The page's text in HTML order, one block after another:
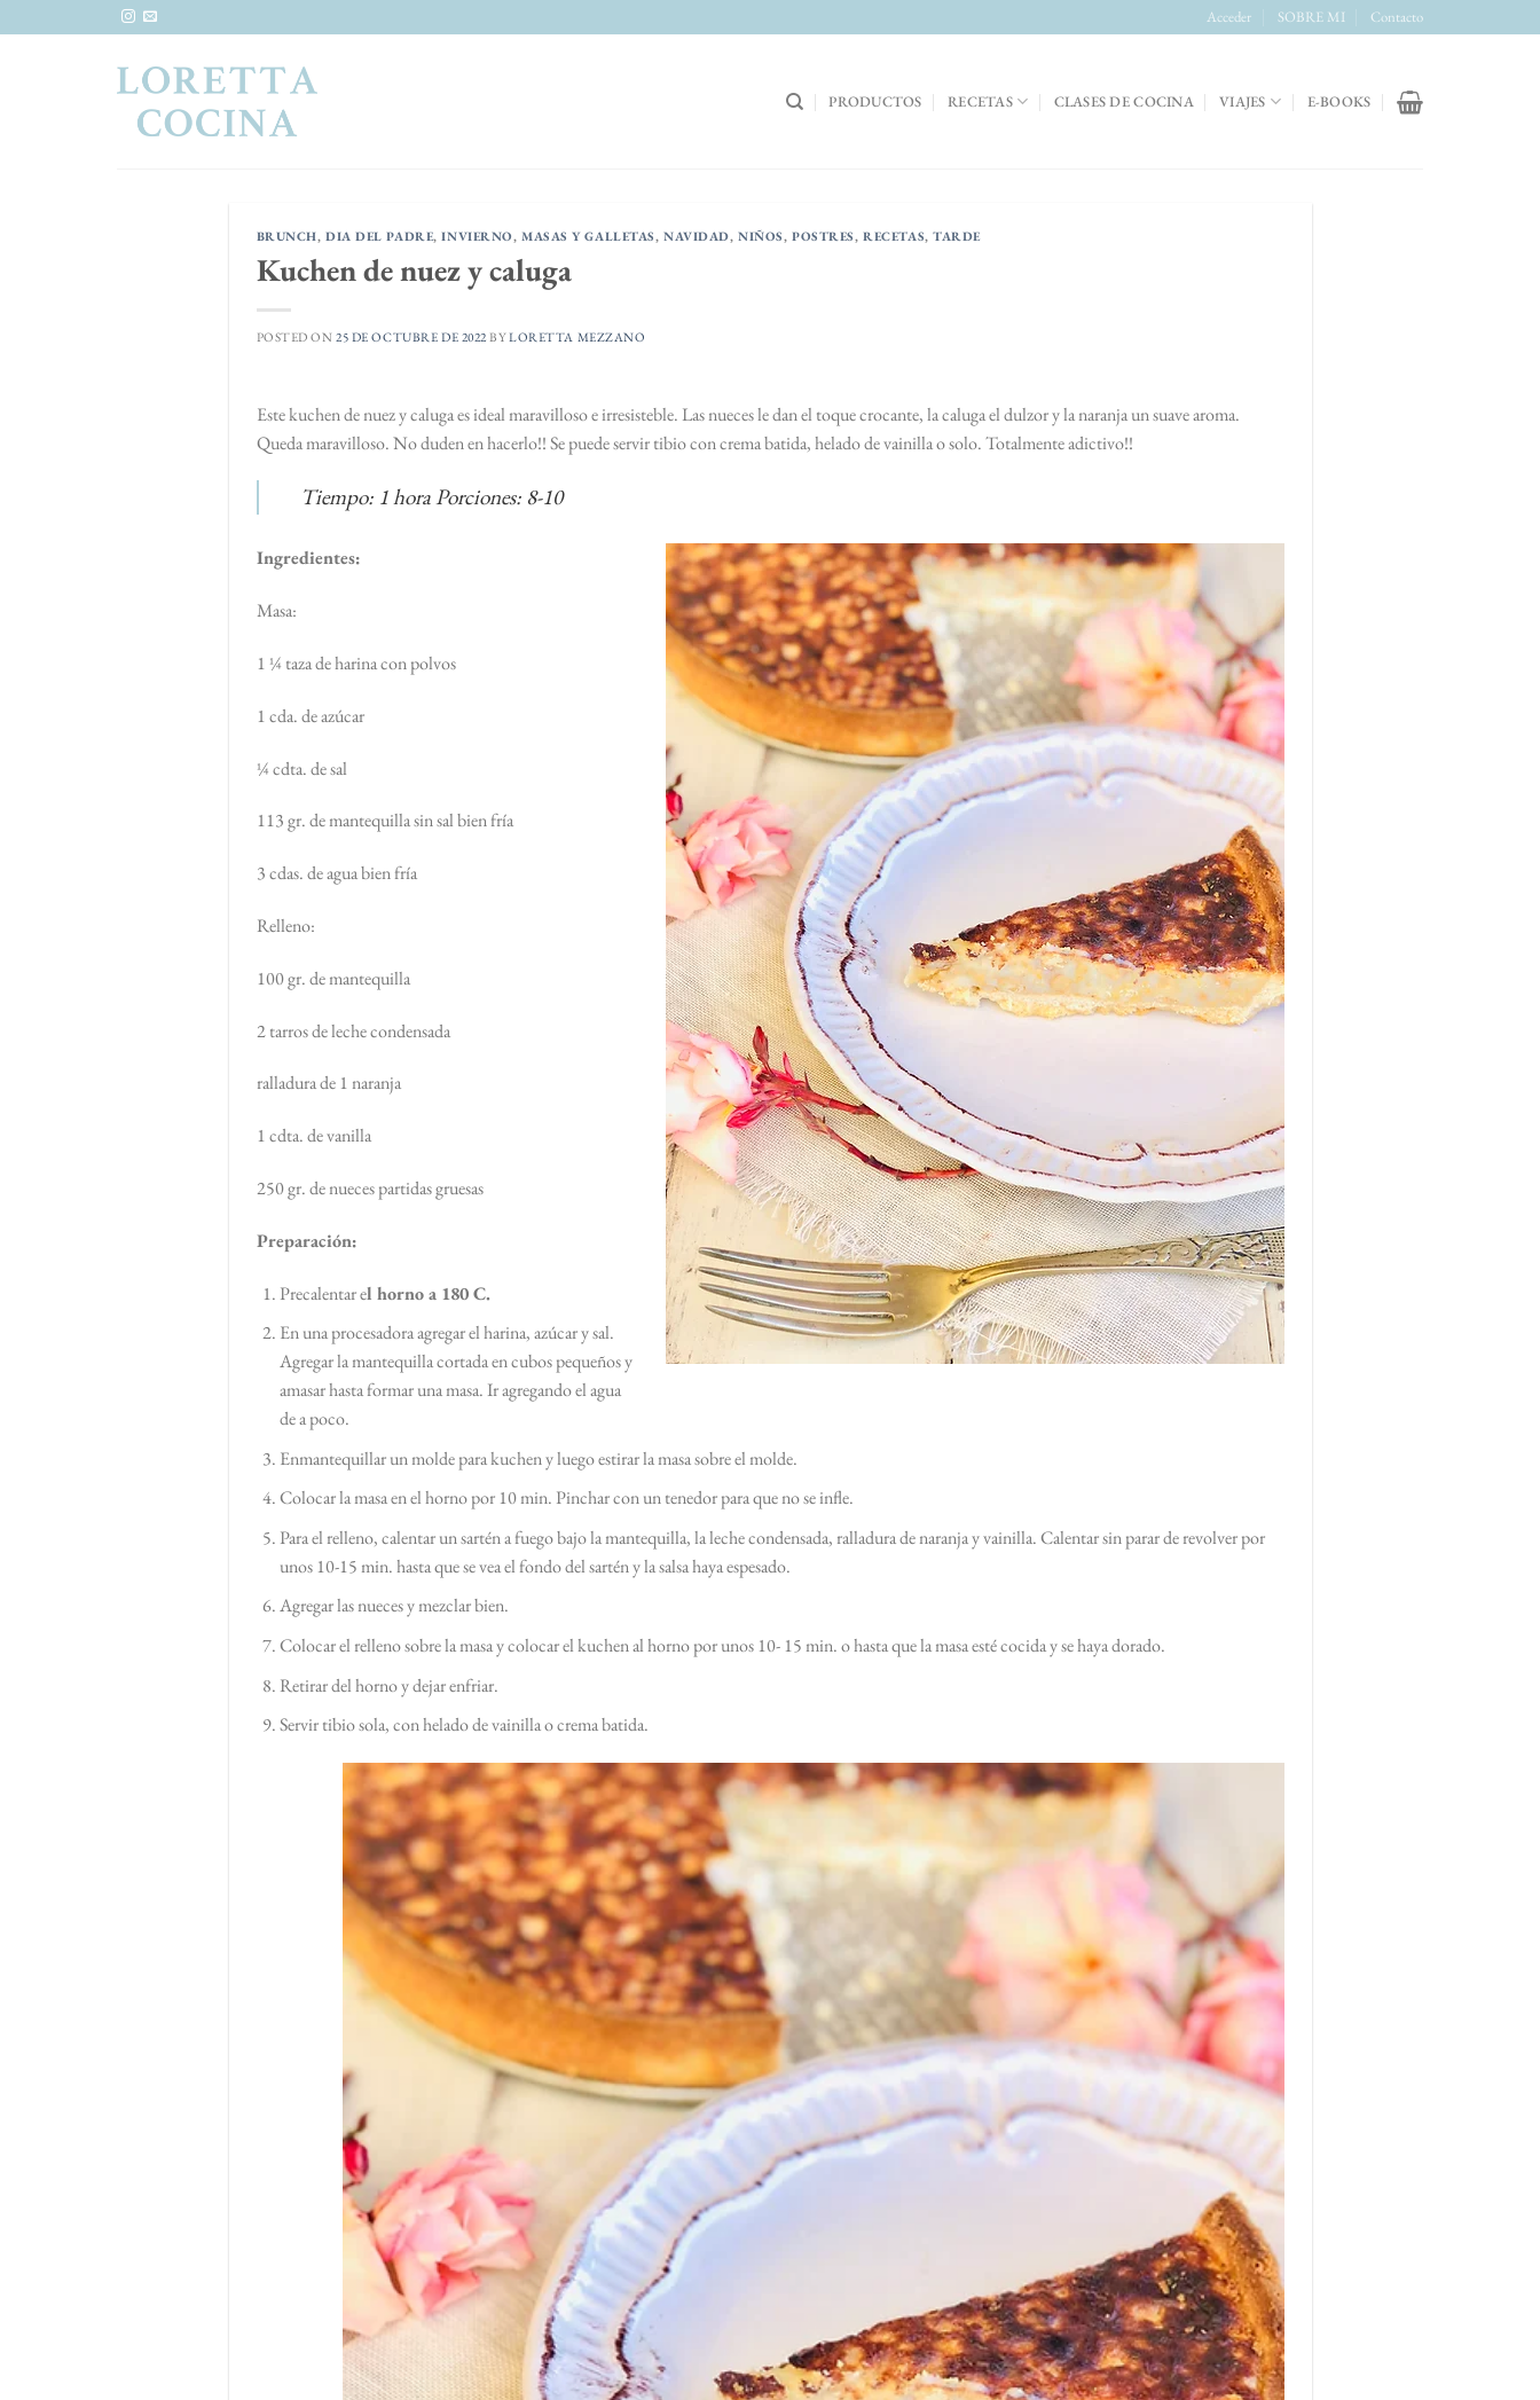
al
Acceder SOBRE MI Contacto
PRODUCTOS RECETAS CLASES DE COCINA VIAJES E-BOOKS
BRUNCH, DIA DEL PADRE,INVIERNO,MASAS Y GALLETAS,NAVIDAD,NIÑOS,POSTRES,RECETAS,TARDE
Kuchen de nuez y caluga
POSTED ON25 DE OCTUBRE DE 2022 BYLORETTA MEZZANO
Este kuchen de nuez y caluga es ideal maravilloso e irresisteble. Las nueces le dan el toque crocante, la caluga el dulzor y la naranja un suave aroma.
Queda maravilloso. No duden en hacerlo!! Se puede servir tibio con crema batida, helado de vainilla o solo. Totalmente adictivo!!
Tiempo: 1 hora Porciones: 8-10
Ingredientes:
Masa:
1 ¼ taza de harina con polvos
1 cda. de azúcar
¼ cdta. de sal
113 gr. de mantequilla sin sal bien fría
3 cdas. de agua bien fría
Relleno:
100 gr. de mantequilla
2 tarros de leche condensada
ralladura de 1 naranja
1 cdta. de vanilla
250 gr. de nueces partidas gruesas
Preparación:
Precalentar el horno a 180 C.
En una procesadora agregar el harina, azúcar y sal.
Agregar la mantequilla cortada en cubos pequeños y
amasar hasta formar una masa. Ir agregando el agua
de a poco.
Enmantequillar un molde para kuchen y luego estirar la masa sobre el molde.
Colocar la masa en el horno por 10 min. Pinchar con un tenedor para que no se infle.
Para el relleno, calentar un sartén a fuego bajo la mantequilla, la leche condensada, ralladura de naranja y vainilla. Calentar sin parar de revolver por
unos 10-15 min. hasta que se vea el fondo del sartén y la salsa haya espesado.
Agregar las nueces y mezclar bien.
Colocar el relleno sobre la masa y colocar el kuchen al horno por unos 10- 15 min. o hasta que la masa esté cocida y se haya dorado.
Retirar del horno y dejar enfriar.
Servir tibio sola, con helado de vainilla o crema batida.